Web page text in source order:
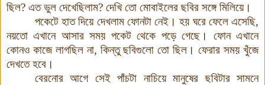
ছিল? এত ভুল দেখেছিলাম? দেখি তো মোবাইলের ছবির সঙ্গে মিলিয়ে।
পকেটে হাত দিয়ে দেখলাম ফোনটা নেই। হয় ঘরে ফেলে এসেছি,
নয়তো এখানে আসার সময় পকেট থেকে পড়ে গেছে। ফোন এখানে
কোনও কাজে লাগছিল না, কিন্তু ছবিগুলো তো ছিল। ফেরার সময় খুঁজে
দেখতে হবে।
বেরনোর আগে সেই পাঁচটা নাচিয়ে মানুষের ছবিটার সামনে